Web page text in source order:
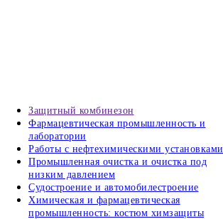
Защитный комбинезон
Фармацевтическая промышленность и
лаборатории
Работы с нефтехимическими установками
Промышленная очистка и очистка под
низким давлением
Судостроение и автомобилестроение
Химическая и фармацевтическая
промышленность: костюм химзащиты